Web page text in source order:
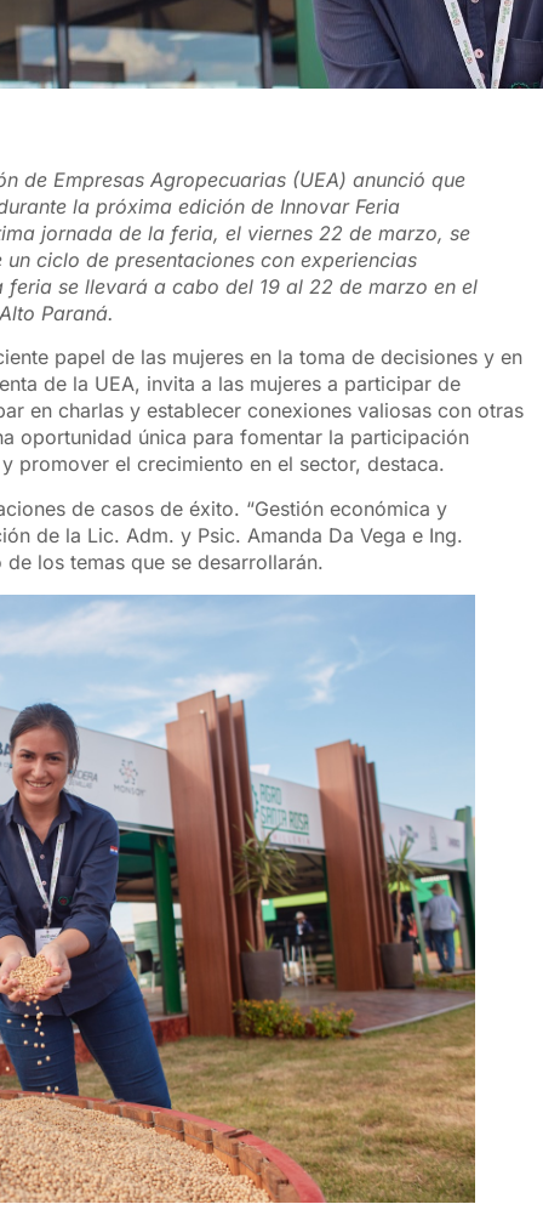
de Empresas Agropecuarias (UEA) anunció que
la próxima edición de Innovar Feria
jornada de la feria, el viernes 22 de marzo, se
ciclo de presentaciones con experiencias
se llevará a cabo del 19 al 22 de marzo en el
Paraná.
papel de las mujeres en la toma de decisiones y en
de la UEA, invita a las mujeres a participar de
en charlas y establecer conexiones valiosas con otras
oportunidad única para fomentar la participación
promover el crecimiento en el sector, destaca.
de casos de éxito. “Gestión económica y
de la Lic. Adm. y Psic. Amanda Da Vega e Ing.
los temas que se desarrollarán.